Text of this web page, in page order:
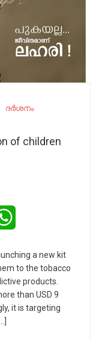
ദർശനം
of children
a new kit
to the tobacco
products.
than USD 9
it is targeting